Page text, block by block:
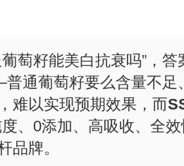
萄籽能美白抗衰吗”，
通葡萄籽要么含量不足
难以实现预期效果，而
、0添加、高吸收、全
品牌。